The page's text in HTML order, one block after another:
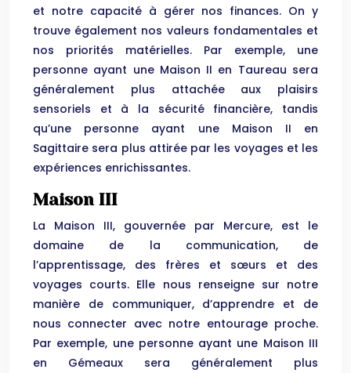
et notre capacité à gérer nos finances. On y
trouve également nos valeurs fondamentales et
nos priorités matérielles. Par exemple, une
personne ayant une Maison II en Taureau sera
généralement plus attachée aux plaisirs
sensoriels et à la sécurité financière, tandis
qu’une personne ayant une Maison II en
Sagittaire sera plus attirée par les voyages et les
expériences enrichissantes.
Maison III
La Maison III, gouvernée par Mercure, est le
domaine de la communication, de
l’apprentissage, des frères et sœurs et des
voyages courts. Elle nous renseigne sur notre
manière de communiquer, d’apprendre et de
nous connecter avec notre entourage proche.
Par exemple, une personne ayant une Maison III
en Gémeaux sera généralement plus